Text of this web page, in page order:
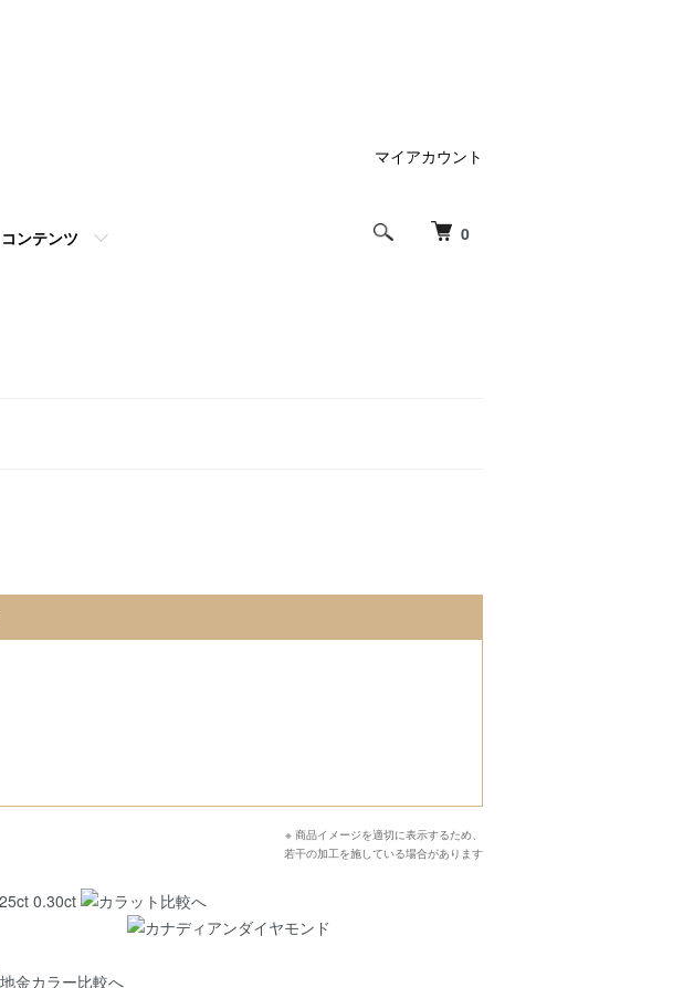
0
コンテンツ
マイアカウント
※ 商品イメージを適切に表示するため、
若干の加工を施している場合があります